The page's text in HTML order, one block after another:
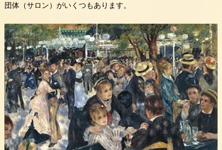
団体（サロン）がいくつもあります。